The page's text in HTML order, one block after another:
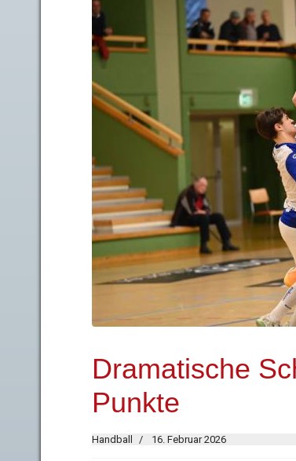
Dramatische
Punkte
Handball 16. Februar 2026